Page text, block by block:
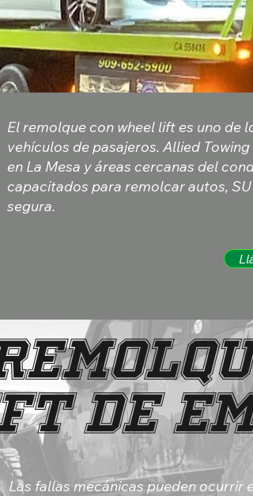
El remolque con wheel lift es uno
vehículos de pasajeros. Allied
en La Mesa y áreas cercanas del
capacitados para remolcar autos,
segura.
de
Las fallas mecánicas pueden ocurrir